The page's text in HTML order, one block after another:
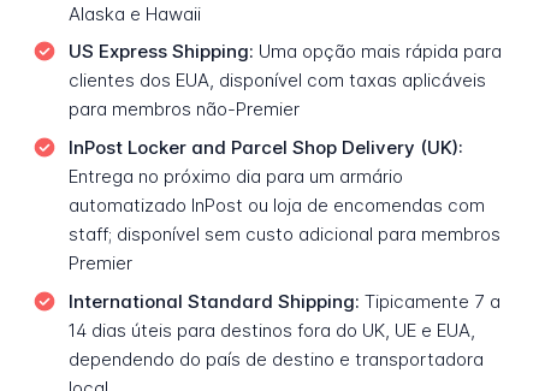
Alaska e Hawaii
US Express Shipping: Uma opção mais rápida para
clientes dos EUA, disponível com taxas aplicáveis
para membros não-Premier
InPost Locker and Parcel Shop Delivery (UK):
Entrega no próximo dia para um armário
automatizado InPost ou loja de encomendas com
staff; disponível sem custo adicional para membros
Premier
International Standard Shipping: Tipicamente 7 a
14 dias úteis para destinos fora do UK, UE e EUA,
dependendo do país de destino e transportadora